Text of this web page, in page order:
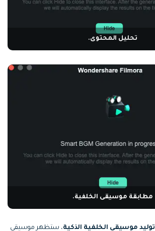
تحليل المحتوى.
مطابقة موسيقى الخلفية.
توليد موسيقى الخلفية الذكية، ستظهر موسيقى